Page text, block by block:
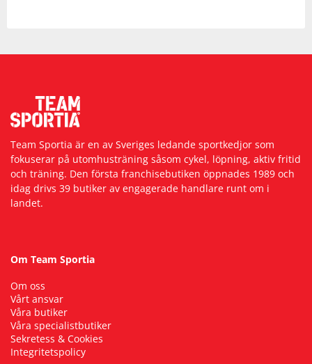
Team Sportia är en av Sveriges ledande sportkedjor som
fokuserar på utomhusträning såsom cykel, löpning, aktiv fritid
och träning. Den första franchisebutiken öppnades 1989 och
idag drivs 39 butiker av engagerade handlare runt om i
landet.
Om Team Sportia
Om oss
Vårt ansvar
Våra butiker
Våra specialistbutiker
Sekretess & Cookies
Integritetspolicy